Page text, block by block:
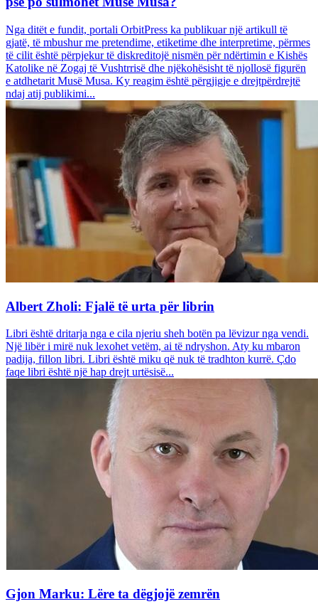
Nga ditët e fundit, portali OrbitPress ka publikuar një artikull të
gjatë, të mbushur me pretendime, etiketime dhe interpretime, përmes
të cilit është përpjekur të diskreditojë nismën për ndërtimin e Kishës
Katolike në Zogaj të Vushtrrisë dhe njëkohësisht të njollosë figurën
e atdhetarit Musë Musa. Ky reagim është përgjigje e drejtpërdrejtë
ndaj atij publikimi...
Albert Zholi: Fjalë të urta për librin
Libri është dritarja nga e cila njeriu sheh botën pa lëvizur nga vendi.
Një libër i mirë nuk lexohet vetëm, ai të ndryshon. Aty ku mbaron
padija, fillon libri. Libri është miku që nuk të tradhton kurrë. Çdo
faqe libri është një hap drejt urtësisë...
Gjon Marku: Lëre ta dëgjojë zemrën